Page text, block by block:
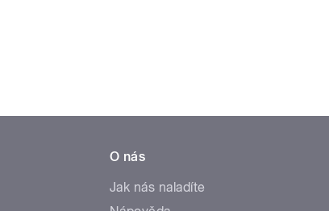
O nás
Jak nás naladíte